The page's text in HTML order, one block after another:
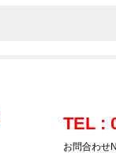
TEL :
お問合わせ